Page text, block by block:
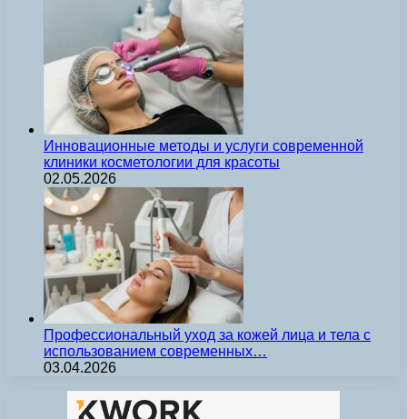
Инновационные методы и услуги современной
клиники косметологии для красоты
02.05.2026
Профессиональный уход за кожей лица и тела с
использованием современных…
03.04.2026